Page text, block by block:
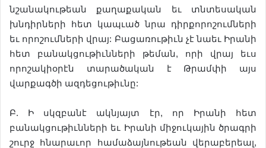
նշանակութեան քաղաքական եւ տնտեսական
խնդիրների հետ կապւած նրա դիրքորոշումների
եւ որոշումների վրայ: Բացառութիւն չէ նաեւ Իրանի
հետ բանակցութիւնների թեման, որի վրայ եւս
որոշակիօրէն տարածական է Թրամփի այս
վարքագծի ազդեցութիւնը:
Բ. Ի սկզբանէ ակնյայտ էր, որ Իրանի հետ
բանակցութիւնների եւ Իրանի միջուկային ծրագրի
շուրջ հնարաւոր համաձայնութեան վերաբերեալ,